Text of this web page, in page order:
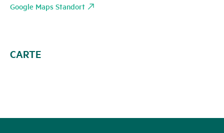
Google Maps Standort
CARTE